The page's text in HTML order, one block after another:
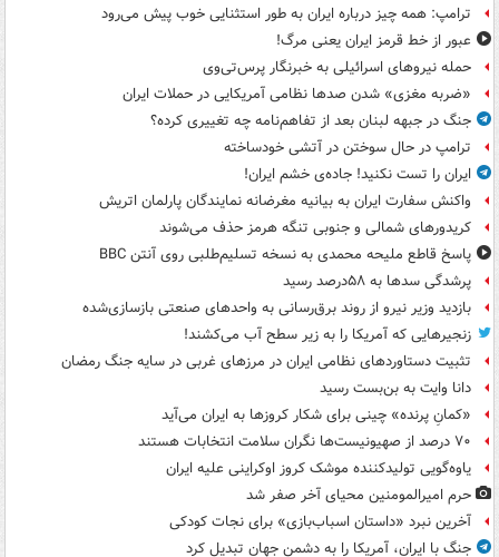
ترامپ: همه چیز درباره ایران به طور استثنایی خوب پیش می‌رود
عبور از خط قرمز ایران یعنی مرگ!
حمله نیروهای اسرائیلی به خبرنگار پرس‌تی‌وی
«ضربه مغزی» شدن صدها نظامی آمریکایی در حملات ایران
جنگ در جبهه لبنان بعد از تفاهم‌نامه چه تغییری کرده؟
ترامپ در حال سوختن در آتشی خودساخته
ایران را تست نکنید! جاده‌ی خشم ایران!
واکنش سفارت ایران به بیانیه مغرضانه نمایندگان پارلمان اتریش
کریدورهای شمالی و جنوبی تنگه هرمز حذف می‌شوند
پاسخ قاطع ملیحه محمدی به نسخه تسلیم‌طلبی روی آنتن BBC
پرشدگی سدها به ۵۸درصد رسید
بازدید وزیر نیرو از روند برق‌رسانی به واحدهای صنعتی بازسازی‌شده
زنجیرهایی که آمریکا را به زیر سطح آب می‌کشند!
تثبیت دستاوردهای نظامی ایران در مرزهای غربی در سایه جنگ رمضان
دانا وایت به بن‌بست رسید
«کمانِ پرنده» چینی برای شکار کروزها به ایران می‌آید
۷۰ درصد از صهیونیست‌ها نگران سلامت انتخابات هستند
یاوه‌گویی تولیدکننده موشک کروز اوکراینی علیه ایران
حرم امیرالمومنین محیای آخر صفر شد
آخرین نبرد «داستان اسباب‌بازی» برای نجات کودکی
جنگ با ایران، آمریکا را به دشمن جهان تبدیل کرد